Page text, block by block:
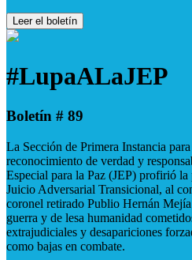
Leer el boletín
#LupaALaJEP
Boletín # 89
La Sección de Primera Instancia
reconocimiento de verdad y
Especial para la Paz (JEP) profirió la
Juicio Adversarial Transicional, al
coronel retirado Publio Hernán
guerra y de lesa humanidad
extrajudiciales y desapariciones
como bajas en combate.